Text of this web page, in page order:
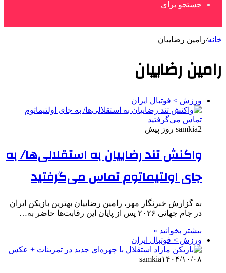
جستجو برای
خانه/رامین رضاییان
رامین رضاییان
ورزش > فوتبال ایران
samkia2 روز پیش
واکنش تند رضاییان به استقلالی‌ها/ به
جای اولتیماتوم تماس می‌گرفتید
به گزارش خبرنگار مهر، رامین رضاییان بهترین بازیکن ایران
در جام جهانی ۲۰۲۶ پس از پایان این رقابت‌ها حاضر به…
بیشتر بخوانید »
ورزش > فوتبال ایران
samkia۱۴۰۴/۱۰/۰۸